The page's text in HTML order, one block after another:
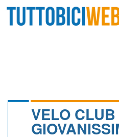
CALENDARIO
VELO